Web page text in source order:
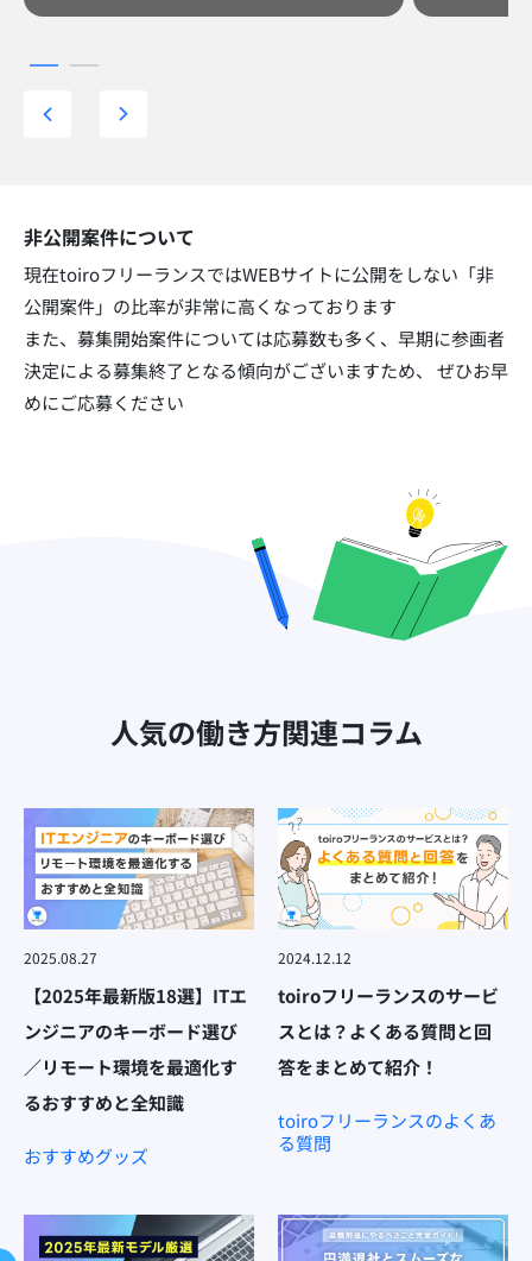
非公開案件について
現在toiroフリーランスではWEBサイトに公開をしない「非
公開案件」の比率が非常に高くなっております​
また、募集開始案件については応募数も多く、早期に参画者
決定による募集終了となる傾向がございますため、 ぜひお早
めにご応募ください
人気の働き方関連コラム
2025.08.27
【2025年最新版18選】ITエ
ンジニアのキーボード選び
／リモート環境を最適化す
るおすすめと全知識
おすすめグッズ
2024.12.12
toiroフリーランスのサービ
スとは？よくある質問と回
答をまとめて紹介！
toiroフリーランスのよくあ
る質問